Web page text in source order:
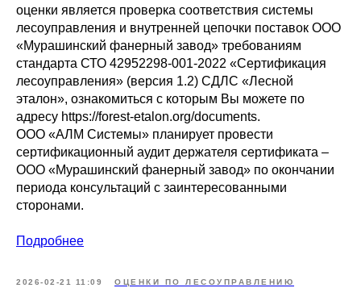
оценки является проверка соответствия системы
лесоуправления и внутренней цепочки поставок ООО
«Мурашинский фанерный завод» требованиям
стандарта СТО 42952298-001-2022 «Сертификация
лесоуправления» (версия 1.2) СДЛС «Лесной
эталон», ознакомиться с которым Вы можете по
адресу https://forest-etalon.org/documents.
ООО «АЛМ Системы» планирует провести
сертификационный аудит держателя сертификата –
ООО «Мурашинский фанерный завод» по окончании
периода консультаций с заинтересованными
сторонами.
Подробнее
2026-02-21 11:09 ОЦЕНКИ ПО ЛЕСОУПРАВЛЕНИЮ